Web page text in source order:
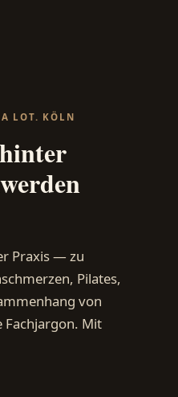
A LOT. KÖLN
Praxis — zu
Pilates,
von
Fachjargon. Mit